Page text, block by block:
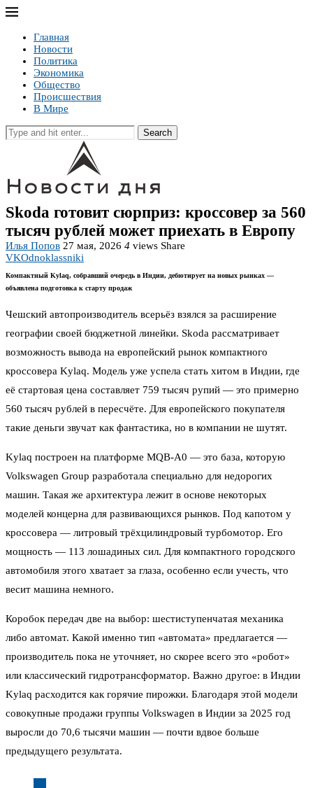
Главная
Новости
Политика
Экономика
Общество
Происшествия
В Мире
Search
Skoda готовит сюрприз: кроссовер за 560
тысяч рублей может приехать в Европу
Илья Попов 27 мая, 2026 4 views Share
VKOdnoklassniki
Компактный Kylaq, собравший очередь в Индии, дебютирует на новых рынках —
объявлена подготовка к старту продаж
Чешский автопроизводитель всерьёз взялся за расширение
географии своей бюджетной линейки. Skoda рассматривает
возможность вывода на европейский рынок компактного
кроссовера Kylaq. Модель уже успела стать хитом в Индии, где
её стартовая цена составляет 759 тысяч рупий — это примерно
560 тысяч рублей в пересчёте. Для европейского покупателя
такие деньги звучат как фантастика, но в компании не шутят.
Kylaq построен на платформе MQB-A0 — это база, которую
Volkswagen Group разработала специально для недорогих
машин. Такая же архитектура лежит в основе некоторых
моделей концерна для развивающихся рынков. Под капотом у
кроссовера — литровый трёхцилиндровый турбомотор. Его
мощность — 113 лошадиных сил. Для компактного городского
автомобиля этого хватает за глаза, особенно если учесть, что
весит машина немного.
Коробок передач две на выбор: шестиступенчатая механика
либо автомат. Какой именно тип «автомата» предлагается —
производитель пока не уточняет, но скорее всего это «робот»
или классический гидротрансформатор. Важно другое: в Индии
Kylaq расходится как горячие пирожки. Благодаря этой модели
совокупные продажи группы Volkswagen в Индии за 2025 год
выросли до 70,6 тысячи машин — почти вдвое больше
предыдущего результата.